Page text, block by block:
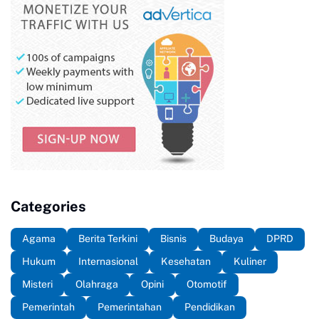
Categories
Agama Berita Terkini Bisnis Budaya
DPRD
Hukum
Internasional Kesehatan
Kuliner
Misteri
Olahraga Opini
Otomotif
Pemerintah
Pemerintahan Pendidikan